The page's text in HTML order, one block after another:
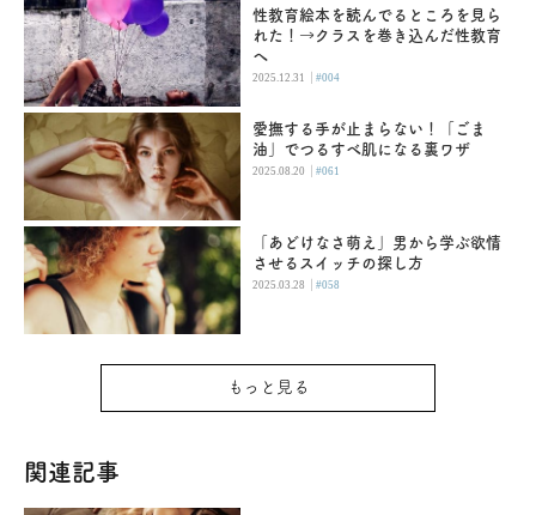
性教育絵本を読んでるところを見ら
れた！→クラスを巻き込んだ性教育
へ
2025.12.31 |#004
愛撫する手が止まらない！「ごま
油」でつるすべ肌になる裏ワザ
2025.08.20 |#061
「あどけなさ萌え」男から学ぶ欲情
させるスイッチの探し方
2025.03.28 |#058
もっと見る
関連記事